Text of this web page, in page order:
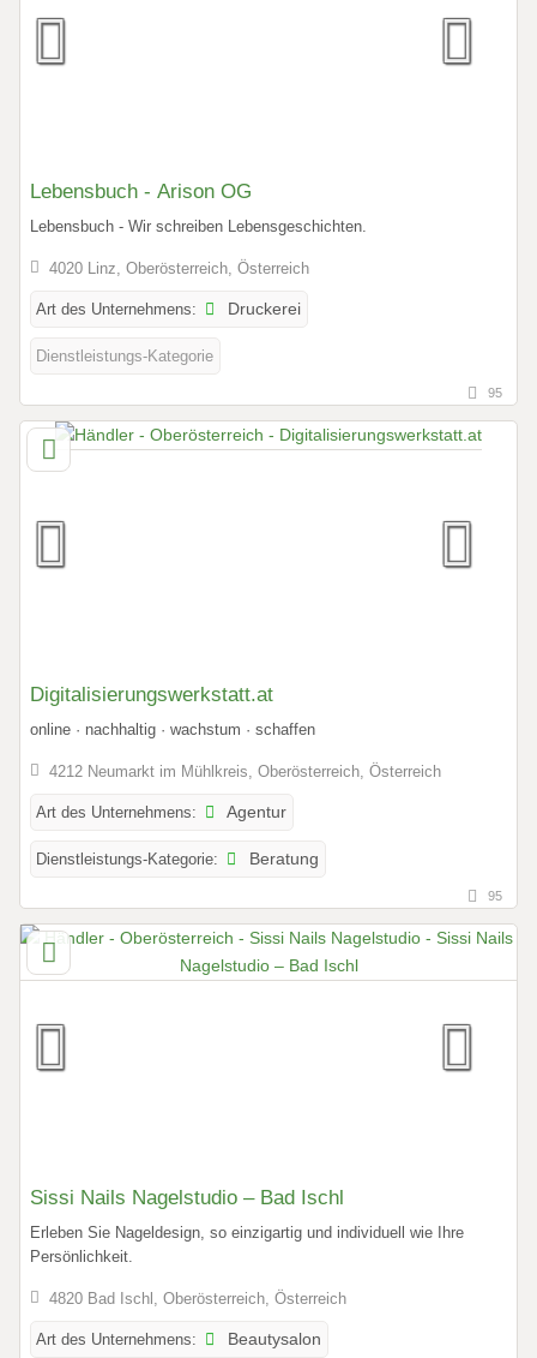
Lebensbuch - Arison OG
Lebensbuch - Wir schreiben Lebensgeschichten.
4020 Linz, Oberösterreich, Österreich
Art des Unternehmens: Druckerei
Dienstleistungs-Kategorie
95
Digitalisierungswerkstatt.at
online · nachhaltig · wachstum · schaffen
4212 Neumarkt im Mühlkreis, Oberösterreich, Österreich
Art des Unternehmens: Agentur
Dienstleistungs-Kategorie: Beratung
95
Sissi Nails Nagelstudio – Bad Ischl
Erleben Sie Nageldesign, so einzigartig und individuell wie Ihre
Persönlichkeit.
4820 Bad Ischl, Oberösterreich, Österreich
Art des Unternehmens: Beautysalon